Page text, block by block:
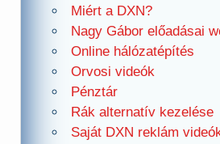
Miért a DXN?
Nagy Gábor előadásai
Online hálózatépítés
Orvosi videók
Pénztár
Rák alternatív kezelése
Saját DXN reklám